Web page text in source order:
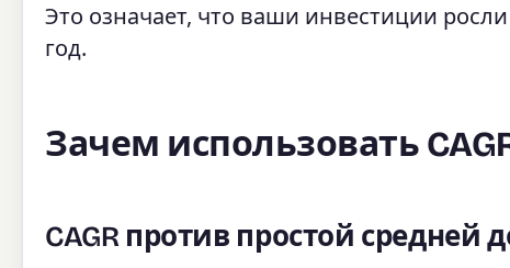
Это означает, что ваши инвестиции
год.
Зачем использовать
CAGR против простой средней